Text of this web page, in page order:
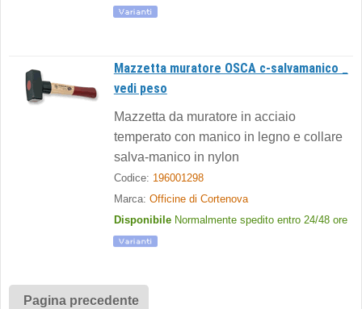
Mazzetta muratore OSCA c-salvamanico _
vedi peso
Mazzetta da muratore in acciaio
temperato con manico in legno e collare
salva-manico in nylon
Codice: 196001298
Marca: Officine di Cortenova
Disponibile Normalmente spedito entro 24/48 ore
Pagina precedente